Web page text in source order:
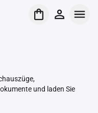
und laden Sie